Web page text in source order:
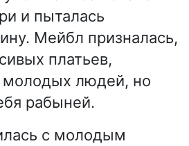
и пыталась
Мейбл призналась,
платьев,
молодых людей, но
рабыней.
с молодым